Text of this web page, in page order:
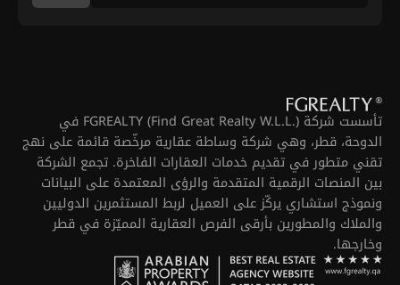
تأسست شركة FGREALTY (Find Great Realty W.L.L.) في
الدوحة، قطر، وهي شركة وساطة عقارية مرخّصة قائمة على نهج
تقني متطور في تقديم خدمات العقارات الفاخرة. تجمع الشركة
بين المنصات الرقمية المتقدمة والرؤى المعتمدة على البيانات
ونموذج استشاري يركّز على العميل لربط المستثمرين الدوليين
والملاك والمطورين بأرقى الفرص العقارية المميّزة في قطر
وخارجها.